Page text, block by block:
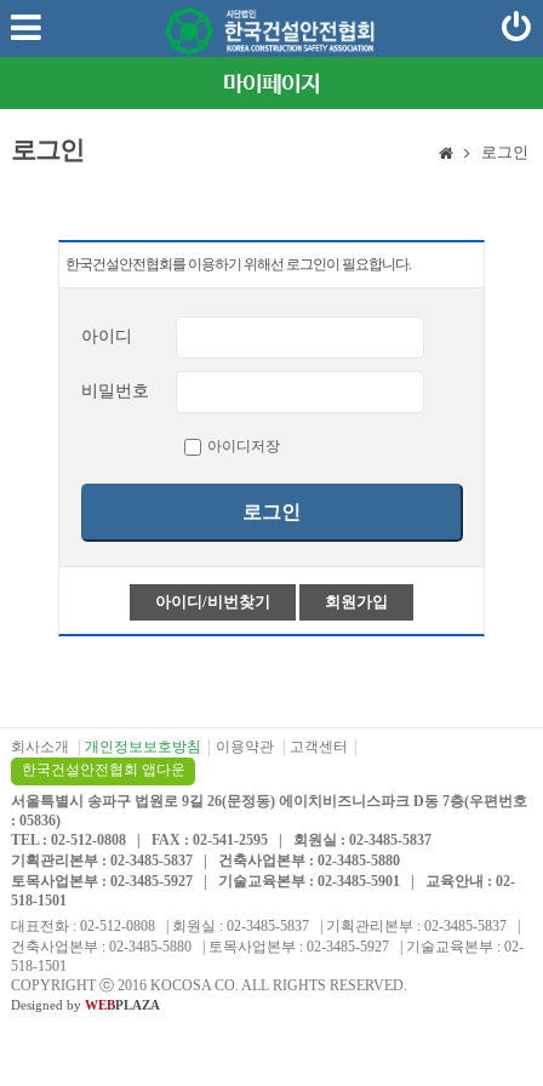
마이페이지
로그인 로그인
한국건설안전협회를 이용하기 위해선 로그인이 필요합니다.
아이디
비밀번호
아이디저장
로그인
아이디/비번찾기 회원가입
회사소개 개인정보보호방침 이용약관
고객센터
한국건설안전협회 앱다운
서울특별시 송파구 법원로 9길 26(문정동) 에이치비즈니스파크 D동 7층(우편번호
: 05836)
TEL : 02-512-0808 | FAX : 02-541-2595 | 회원실 : 02-3485-5837
기획관리본부 : 02-3485-5837 | 건축사업본부 : 02-3485-5880
토목사업본부 : 02-3485-5927 | 기술교육본부 : 02-3485-5901 | 교육안내 : 02-
518-1501
대표전화 : 02-512-0808 | 회원실 : 02-3485-5837 | 기획관리본부 : 02-3485-5837 |
건축사업본부 : 02-3485-5880 | 토목사업본부 : 02-3485-5927 | 기술교육본부 : 02-
518-1501
COPYRIGHT ⓒ2016 KOCOSA CO. ALL RIGHTS RESERVED.
Designed by WEBPLAZA